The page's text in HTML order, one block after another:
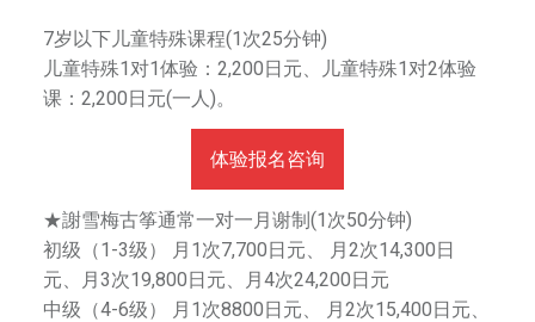
，
塑
造
格
。
7岁以下儿童特殊课程(1次25分钟)
儿童特殊1对1体验：2,200日元、儿童特殊1对2体验
课：2,200日元(一人)。
体验报名咨询
★謝雪梅古筝通常一对一月谢制(1次50分钟)
初级（1-3级） 月1次7,700日元、 月2次14,300日
元、月3次19,800日元、月4次24,200日元
中级（4-6级） 月1次8800日元、 月2次15,400日元、